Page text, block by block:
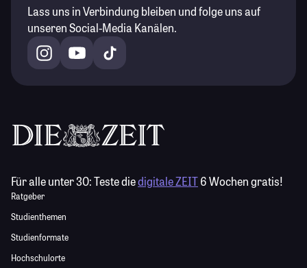
Lass uns in Verbindung bleiben und folge uns auf
unseren Social-Media Kanälen.
Für alle unter 30:Teste diedigitale ZEIT6 Wochen gratis!
Ratgeber
Studienthemen
Studienformate
Hochschulorte